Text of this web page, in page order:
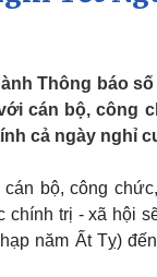
sự - Quốc phòng
Nam
Thông báo
cán bộ,
cả ngày nghỉ
cán bộ, công
chính trị - xã hội
năm Ất Tỵ)